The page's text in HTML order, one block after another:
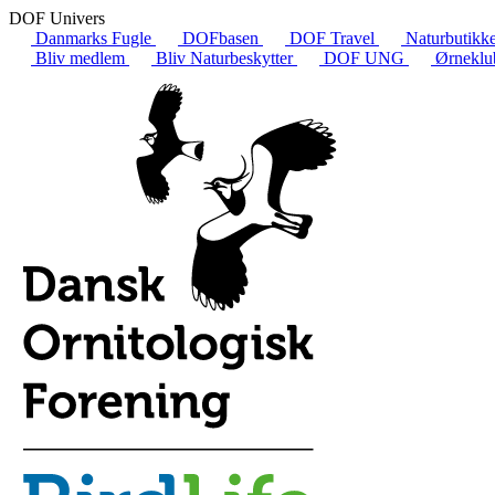
DOF Univers
Danmarks Fugle
DOFbasen DOF Travel
Bliv medlem
Bliv Naturbeskytter DOF UNG